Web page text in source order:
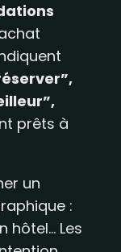
prêts à
un
:
Les